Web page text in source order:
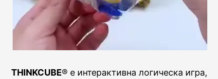
THINKCUBE® е интерактивна логическа игра,